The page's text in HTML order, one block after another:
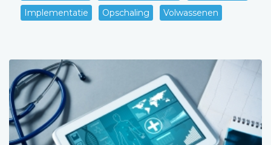
Implementatie
Opschaling Volwassenen